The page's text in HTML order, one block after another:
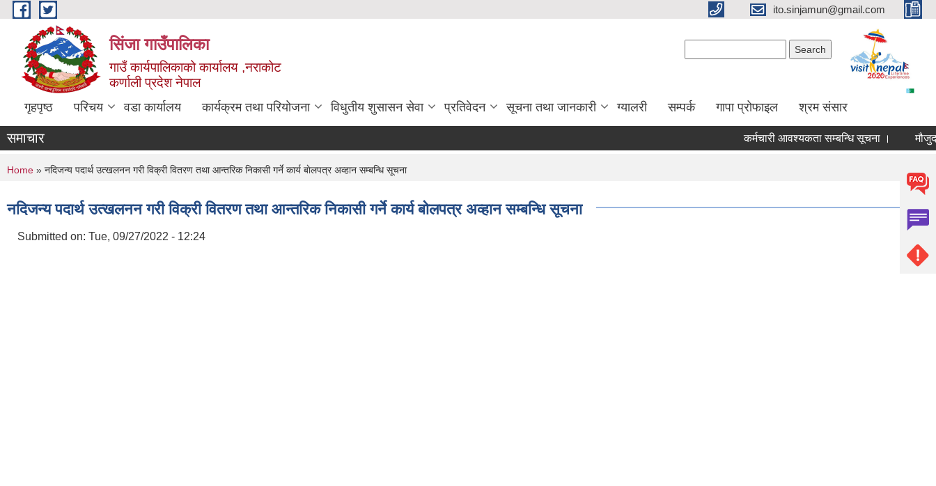
Skip to main content ito.sinjamun@gmail.com
सिंजा गाउँपालिका
गाउँ कार्यपालिकाको कार्यालय ,नराकोट
कर्णाली प्रदेश नेपाल
गृहपृष्ठ परिचय वडा कार्यालय कार्यक्रम तथा परियोजना विधुतीय शुसासन सेवा प्रतिवेदन सूचना तथा जानकारी ग्यालरी सम्पर्क गापा प्रोफाइल श्रम संसार
समाचार कर्मचारी आवश्यकता सम्बन्धि सूचना । मौजुदा
You are here
Home » नदिजन्य पदार्थ उत्खलनन गरी विक्री वितरण तथा आन्तरिक निकासी गर्ने कार्य बाेलपत्र अव्हान सम्बन्धि सूचना
नदिजन्य पदार्थ उत्खलनन गरी विक्री वितरण तथा आन्तरिक निकासी गर्ने कार्य बाेलपत्र अव्हान सम्बन्धि सूचना
Submitted on: Tue, 09/27/2022 - 12:24